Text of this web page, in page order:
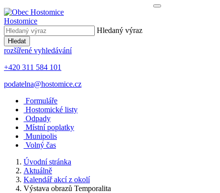
Hostomice
Hledaný výraz
Hledat
rozšířené vyhledávání
+420 311 584 101
podatelna@hostomice.cz
Formuláře
Hostomické listy
Odpady
Místní poplatky
Munipolis
Volný čas
Úvodní stránka
Aktuálně
Kalendář akcí z okolí
Výstava obrazů Temporalita